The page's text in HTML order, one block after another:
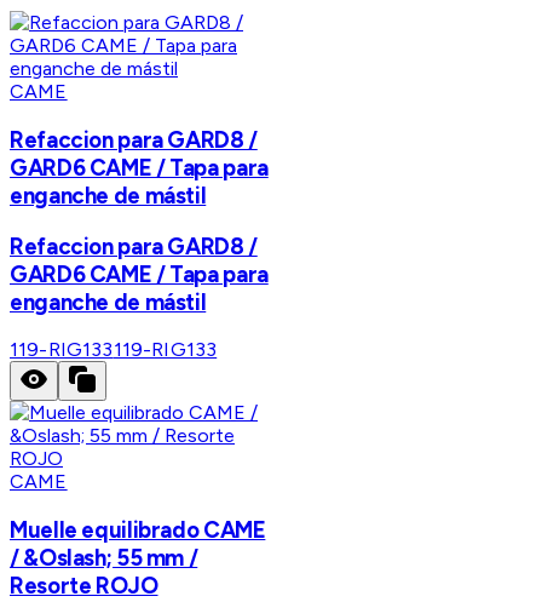
CAME
Refaccion para GARD8 /
GARD6 CAME / Tapa para
enganche de mástil
Refaccion para GARD8 /
GARD6 CAME / Tapa para
enganche de mástil
119-RIG133119-RIG133
CAME
Muelle equilibrado CAME
/ &Oslash; 55 mm /
Resorte ROJO